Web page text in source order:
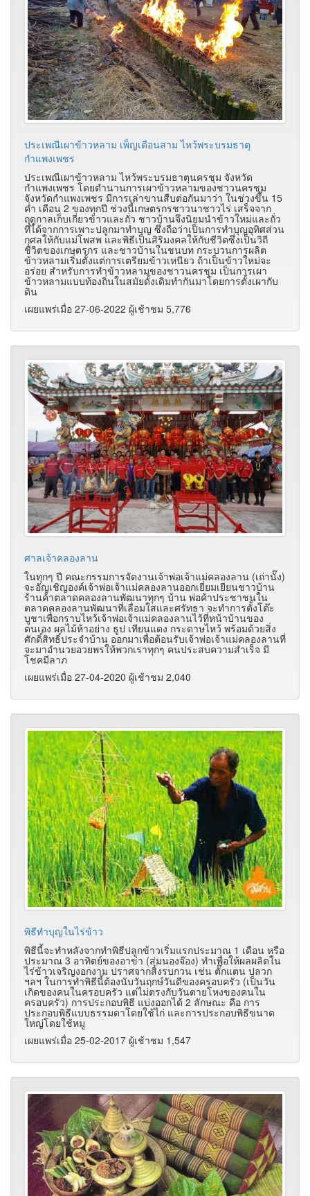
ประเพณีเผาข้าวหลาม เพ็ญเดือนสาม ไหว้พระบรมธาตุ
กำแพงเพชร
ประเพณีเผาข้าวหลาม ไหว้พระบรมธาตุนครชุม จังหวัด
กำแพงเพชร โดยตำนานการเผาข้าวหลามของชาวนครชุม
จังหวัดกำแพงเพชร มีการเล่าขานสืบต่อกันมาว่า ในช่วงขึ้น 15
ค่ำ เดือน 2 ของทุกปี ช่วงนี้เกษตรกรชาวนาชาวไร่ เสร็จจาก
ฤดูกาลเก็บเกี่ยวข้าวและถั่ว ชาวบ้านจึงนิยมนำข้าวใหม่และถั่ว
ที่ได้จากการเพาะปลูกมาทำบุญ ซึ่งถือว่าเป็นการทำบุญอุทิศส่วน
กุศลให้กับแม่โพสพ และพิธีเป็นสิริมงคลให้กับชีวิตซึ่งเป็นวิถี
ชีวิตของเกษตรกร และชาวบ้านในชนบท กระบวนการผลิต
ข้าวหลามเริ่มตั้งแต่การเตรียมข้าวเหนียว ถ้าเป็นข้าวใหม่จะ
อร่อย สำหรับการทำข้าวหลามของชาวนครชุม เป็นการเผา
ข้าวหลามแบบท้องถิ่นในสมัยดั้งเดิมทำกันมาโดยการตั้งเผากับ
ดิน
เผยแพร่เมื่อ 27-06-2022 ผู้เช้าชม 5,776
ศาลเจ้าคลองลาน
ในทุกๆ ปี คณะกรรมการจัดงานเจ้าพ่อเจ้าแม่คลองลาน (เถ่านั๊ง)
จะอัญเชิญองค์เจ้าพ่อเจ้าแม่คลองลานออกเยี่ยมเยียนชาวบ้าน
ร้านค้าตลาดคลองลานพัฒนาทุกๆ บ้าน พ่อค้าประชาชนใน
ตลาดคลองลานพัฒนาที่เลื่อมใสและศรัทธา จะทำการตั้งโต๊ะ
บูชาเพื่อกราบไหว้เจ้าพ่อเจ้าแม่คลองลานไว้ที่หน้าบ้านของ
ตนเอง ผลไม้ห้าอย่าง ธูป เทียนแดง กระดาษไหว้ พร้อมด้วยสิ่ง
ศักดิ์สิทธิ์ประจำบ้าน ออกมาเพื่อต้อนรับเจ้าพ่อเจ้าแม่คลองลานที่
จะมาอำนวยอวยพรให้พวกเราทุกๆ คนประสบความสำเร็จ มี
โชคมีลาภ
เผยแพร่เมื่อ 27-04-2020 ผู้เช้าชม 2,040
พิธีทำบุญในไร่ข้าว
พิธีนี้จะทำหลังจากทำพิธีปลูกข้าวเริ่มแรกประมาณ 1 เดือน หรือ
ประมาณ 3 อาทิตย์ของอาข่า (สุ่มนองจ๊อง) ทำเพื่อให้ผลผลิตใน
ไร่ข้าวเจริญงอกงาม ปราศจากสิ่งรบกวน เช่น ตั๊กแตน ปลวก
ฯลฯ ในการทำพิธีนี้ต้องนับวันฤกษ์วันดีของครอบครัว (เป็นวัน
เกิดของคนในครอบครัว แต่ไม่ตรงกับวันตายโหงของคนใน
ครอบครัว) การประกอบพิธี แบ่งออกได้ 2 ลักษณะ คือ การ
ประกอบพิธีแบบธรรมดาโดยใช้ไก่ และการประกอบพิธีขนาด
ใหญ่โดยใช้หมู
เผยแพร่เมื่อ 25-02-2017 ผู้เช้าชม 1,547